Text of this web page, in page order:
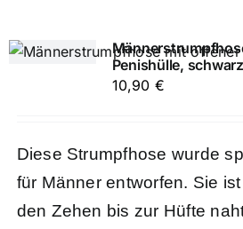
Penishülle, schwarz
10,90 €
Diese Strumpfhose wurde
für Männer entworfen. Sie
den Zehen bis zur Hüfte